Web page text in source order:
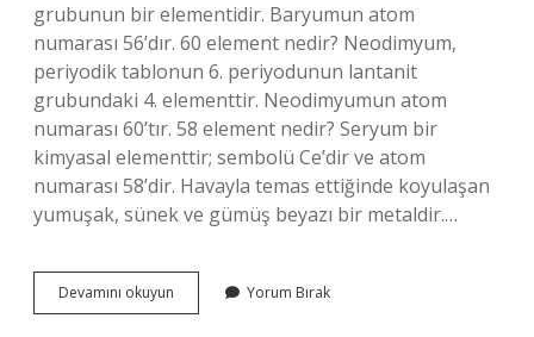
grubunun bir elementidir. Baryumun atom
numarası 56’dır. 60 element nedir? Neodimyum,
periyodik tablonun 6. periyodunun lantanit
grubundaki 4. elementtir. Neodimyumun atom
numarası 60’tır. 58 element nedir? Seryum bir
kimyasal elementtir; sembolü Ce’dir ve atom
numarası 58’dir. Havayla temas ettiğinde koyulaşan
yumuşak, sünek ve gümüş beyazı bir metaldir.…
Devamını okuyun
Hangi
Yorum Bırak